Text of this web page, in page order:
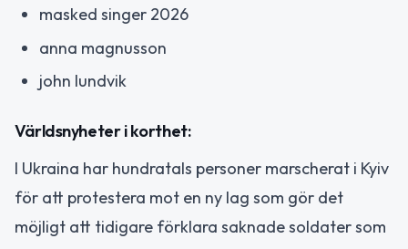
masked singer 2026
anna magnusson
john lundvik
Världsnyheter i korthet:
I Ukraina har hundratals personer marscherat i Kyiv
för att protestera mot en ny lag som gör det
möjligt att tidigare förklara saknade soldater som